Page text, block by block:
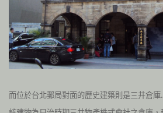
而位於台北郵局對面的歷史建築則是三井倉